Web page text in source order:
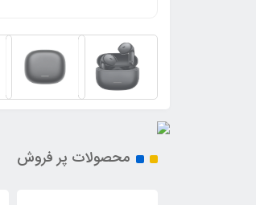
محصولات پر فروش